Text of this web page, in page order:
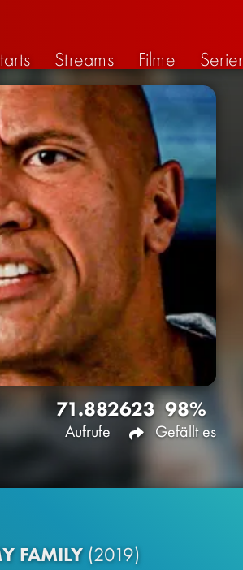
Streams Filme
71.882
Aufrufe
623 98%
Gefällt es
FAMILY (2019)